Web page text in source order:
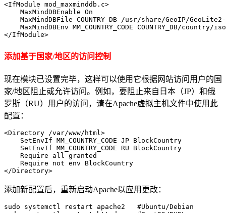
<IfModule mod_maxminddb.c>
    MaxMindDBEnable On
MaxMindDBFile COUNTRY_DB /usr/share/GeoIP/
MaxMindDBEnv MM_COUNTRY_CODE COUNTRY_DB/country/
</IfModule>
添加基于国家/地区的访问控制
现在模块已设置完毕，这样可以使用它根据网站访问用户的国
家/地区阻止或允许访问。例如，要阻止来自日本（JP）和俄
罗斯（RU）用户的访问，请在Apache虚拟主机文件中使用此
配置：
<Directory /var/www/html>
    SetEnvIf MM_COUNTRY_CODE JP BlockCountry
    SetEnvIf MM_COUNTRY_CODE RU BlockCountry
    Require all granted
    Require not env BlockCountry
</Directory>
添加新配置后，重新启动Apache以应用更改：
sudo systemctl restart apache2   #Ubuntu/Debian